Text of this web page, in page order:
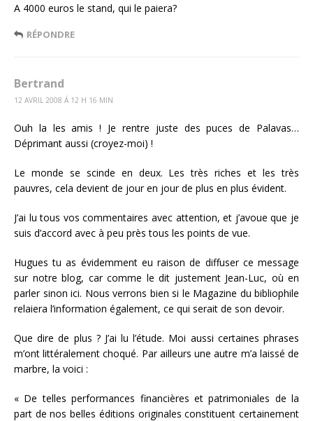
A 4000 euros le stand, qui le paiera?
RÉPONDRE
Bertrand
12 AVRIL 2008 Á 12 H 16 MIN
Ouh la les amis ! Je rentre juste des puces de Palavas…
Déprimant aussi (croyez-moi) !
Le monde se scinde en deux. Les très riches et les très
pauvres, cela devient de jour en jour de plus en plus évident.
J’ai lu tous vos commentaires avec attention, et j’avoue que je
suis d’accord avec à peu près tous les points de vue.
Hugues tu as évidemment eu raison de diffuser ce message
sur notre blog, car comme le dit justement Jean-Luc, où en
parler sinon ici. Nous verrons bien si le Magazine du bibliophile
relaiera l’information également, ce qui serait de son devoir.
Que dire de plus ? J’ai lu l’étude. Moi aussi certaines phrases
m’ont littéralement choqué. Par ailleurs une autre m’a laissé de
marbre, la voici :
« De telles performances financières et patrimoniales de la
part de nos belles éditions originales constituent certainement